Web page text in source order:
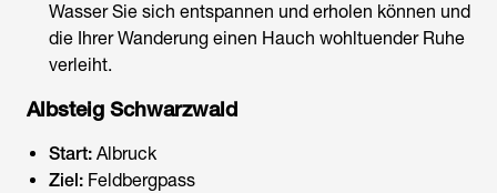
Wasser Sie sich entspannen und erholen können und
die Ihrer Wanderung einen Hauch wohltuender Ruhe
verleiht.
Albsteig Schwarzwald
Start: Albruck
Ziel: Feldbergpass